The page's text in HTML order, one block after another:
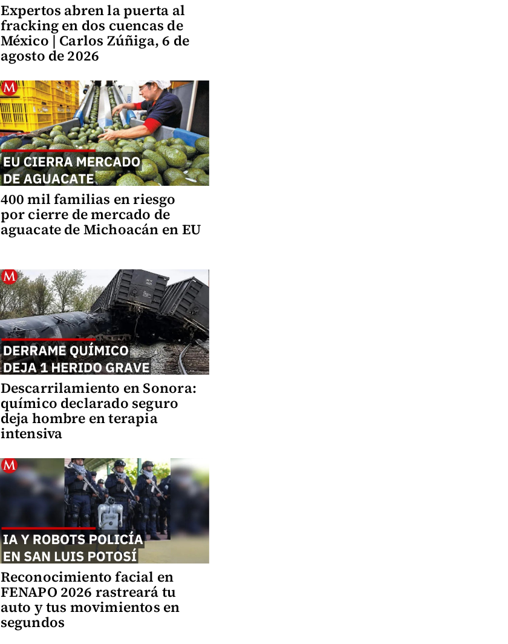
Expertos abren la puerta al
fracking en dos cuencas de
México | Carlos Zúñiga, 6 de
agosto de 2026
400 mil familias en riesgo
por cierre de mercado de
aguacate de Michoacán en EU
Descarrilamiento en Sonora:
químico declarado seguro
deja hombre en terapia
intensiva
Reconocimiento facial en
FENAPO 2026 rastreará tu
auto y tus movimientos en
segundos